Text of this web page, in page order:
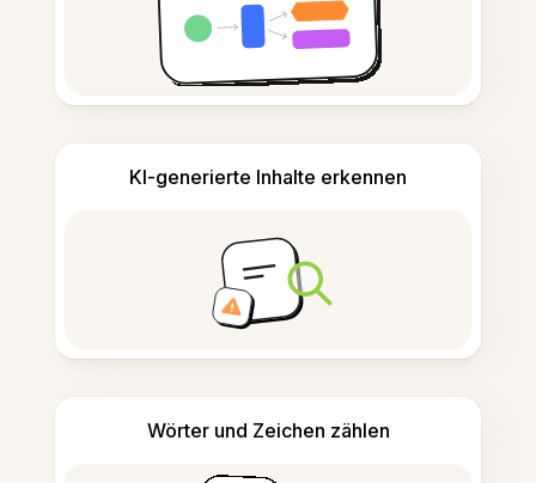
KI-generierte Inhalte erkennen
Wörter und Zeichen zählen